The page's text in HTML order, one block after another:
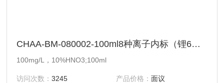
CHAA-BM-080002-100ml8种离子内标（锂6铋钪锗铑铟铽镥）
100mg/L，10%HNO3;100ml
访问次数：3245 产品价格： 面议